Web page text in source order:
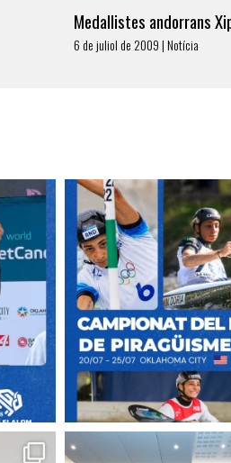
Medallistes andorrans
6 de juliol de 2009 | Notícia